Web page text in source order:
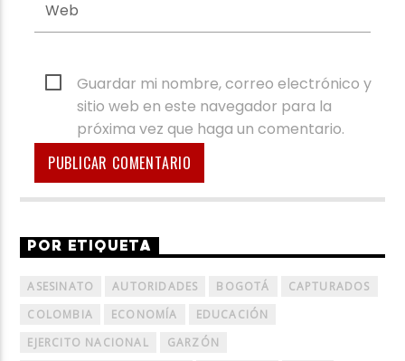
Guardar mi nombre, correo electrónico y
sitio web en este navegador para la
próxima vez que haga un comentario.
POR ETIQUETA
ASESINATO AUTORIDADES BOGOTÁ
CAPTURADOS
COLOMBIA
ECONOMÍA
EDUCACIÓN
EJERCITO NACIONAL
GARZÓN